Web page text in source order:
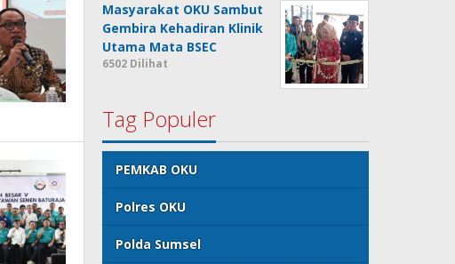
Masyarakat OKU Sambut
Gembira Kehadiran Klinik
Utama Mata BSEC
6502 Dilihat
Tag Populer
PEMKAB OKU
Polres OKU
Polda Sumsel